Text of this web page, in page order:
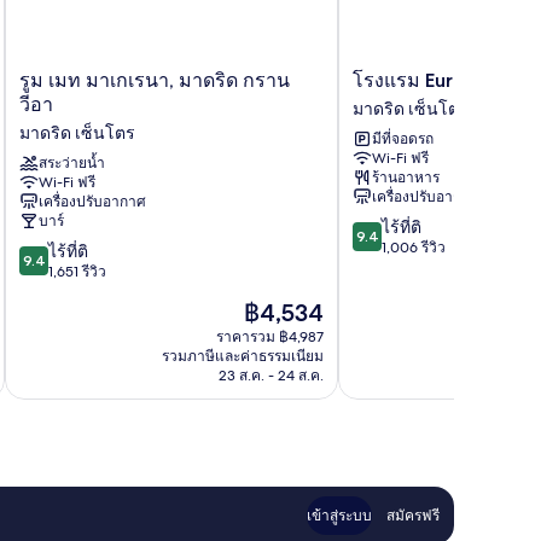
รูม
เมท
เกเร
นา,
มาดริด
กราน
วีอา
มาดริด
เซ็น
รูม เมท มาเกเรนา, มาดริด กราน
วีอา
มาดริด เซ็นโตร
สระว่ายน้ำ
Wi-Fi ฟรี
เครื่องปรับอากาศ
บาร์
9.4
จาก
รีวิว
9.4 ไร้ที่ติ
1,651 รีวิว
ราคา
ปัจจุบัน
คือ
฿4,534
฿4,534
ราคารวม ฿4,987
รวมภาษีและค่าธรรมเนียม
23 ส.ค. - 24 ส.ค.
โรงแรม
Europa
มาดริด
เซ็น
โตร
โรงแรม Europa
มาดริด เซ็นโตร
มีที่จอดรถ
Wi-Fi ฟรี
ร้านอาหาร
เครื่องปรับอากาศ
9.4
จาก
9.4 ไร้ที่ติ
1,006 รีวิว
เข้าสู่ระบบ สมัครฟรี